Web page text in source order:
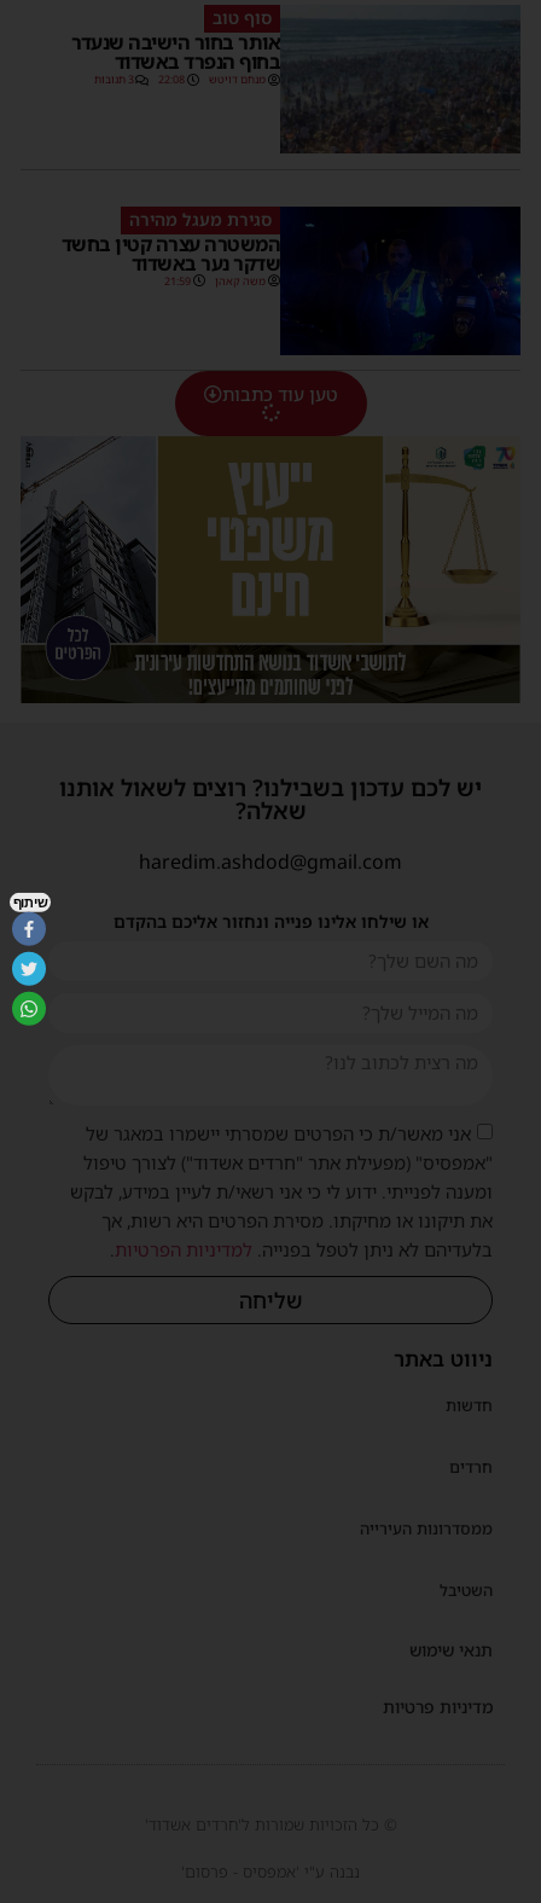
סוף טוב
אותר בחור הישיבה שנעדר
בחוף הנפרד באשדוד
מנחם דויטש 22:08 3 תגובות
סגירת מעגל מהירה
המשטרה עצרה קטין בחשד
שדקר נער באשדוד
משה קאהן 21:59
טען עוד כתבות
ניווט באתר
חדשות
חרדים
ממסדרונות העירייה
השטיבל
תנאי שימוש
מדיניות פרטיות
יש לכם עדכון בשבילנו? רוצים לשאול אותנו
שאלה?
haredim.ashdod@gmail.com
או שילחו אלינו פנייה ונחזור אליכם בהקדם
אני מאשר/ת כי הפרטים שמסרתי יישמרו במאגר של
"אמפסיס" (מפעילת אתר "חרדים אשדוד") לצורך טיפול
ומענה לפנייתי. ידוע לי כי אני רשאי/ת לעיין במידע, לבקש
את תיקונו או מחיקתו. מסירת הפרטים היא רשות, אך
בלעדיהם לא ניתן לטפל בפנייה. למדיניות הפרטיות.
שליחה
© כל הזכויות שמורות ל'חרדים אשדוד'
נבנה ע"י 'אמפסיס - פרסום'
שיתוף